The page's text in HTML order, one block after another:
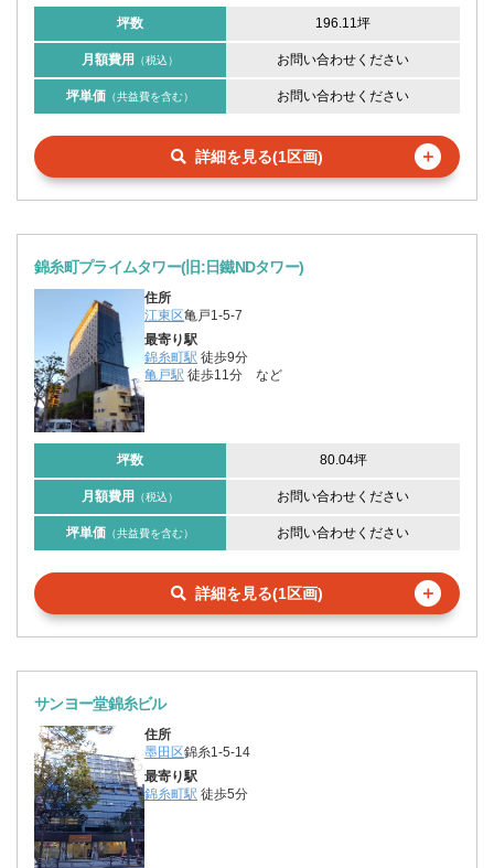
坪数 196.11坪
月額費用 （税込） お問い合わせください
坪単価 （共益費を含む） お問い合わせください
詳細を見る(1区画) ＋
錦糸町プライムタワー(旧:日鐵NDタワー)
住所
江東区亀戸1-5-7
最寄り駅
錦糸町駅 徒歩9分
亀戸駅 徒歩11分 など
坪数 80.04坪
月額費用 （税込） お問い合わせください
坪単価 （共益費を含む） お問い合わせください
詳細を見る(1区画) ＋
サンヨー堂錦糸ビル
住所
墨田区錦糸1-5-14
最寄り駅
錦糸町駅 徒歩5分